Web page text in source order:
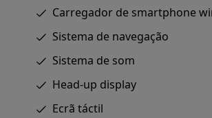
Carregador de smartphone
Sistema de navegação
Sistema de som
Head-up display
Ecrã táctil